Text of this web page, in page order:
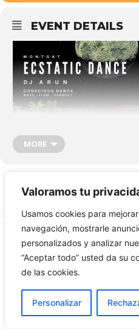
Valoramos tu
Usamos cookies para
navegación, mostrarle
personalizados y analizar
“Aceptar todo” usted da su
de las cookies.
Personalizar
EVENT DETAILS
ECSTATIC DANCE AMB DJ ARUN
29 DE GENER 18H
Saps què és l’ecstatic dance?
És el procés de crear moviment
el cos dels habituals patrons de
MORE
© Copyright 2026 By